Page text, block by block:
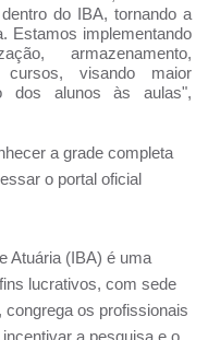
do IBA, tornando a
Estamos implementando
armazenamento,
visando maior
dos alunos às aulas",
a grade completa
o portal oficial
Atuária (IBA) é uma
lucrativos, com sede
congrega os profissionais